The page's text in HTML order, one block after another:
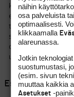
kalleimmat ovat 70-
eurolla en tiedä
täälläpäin. Ainakin
saa noin 20
ostat useamman
useammalla kentällä.
Esillä 7 viestiä, 1
näihin
osa palveluista
optimaalisesti.
klikkaamalla
alareunassa.
Jotkin
suostumustasi,
(esim. sivun
muuttaa kaikkia
Asetukset -